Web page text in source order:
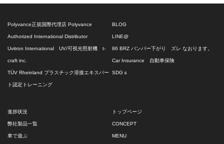
Polyvance正規国際代理店 Polyvance
Authorized International Distributor
Uvitron International UV/可視光照射機 t-
craft inc.
TÜV Rheinland プラスチック溶接エキスパー
ト認定トレーニング
BLOG
LINE@
86 BRZ バンパー下がり ズレ なおります。
Car Insurance 自動車保険
SDGｓ
進捗状況
弊社製品一覧
車で遊ぶ
トップページ
CONCEPT
MENU